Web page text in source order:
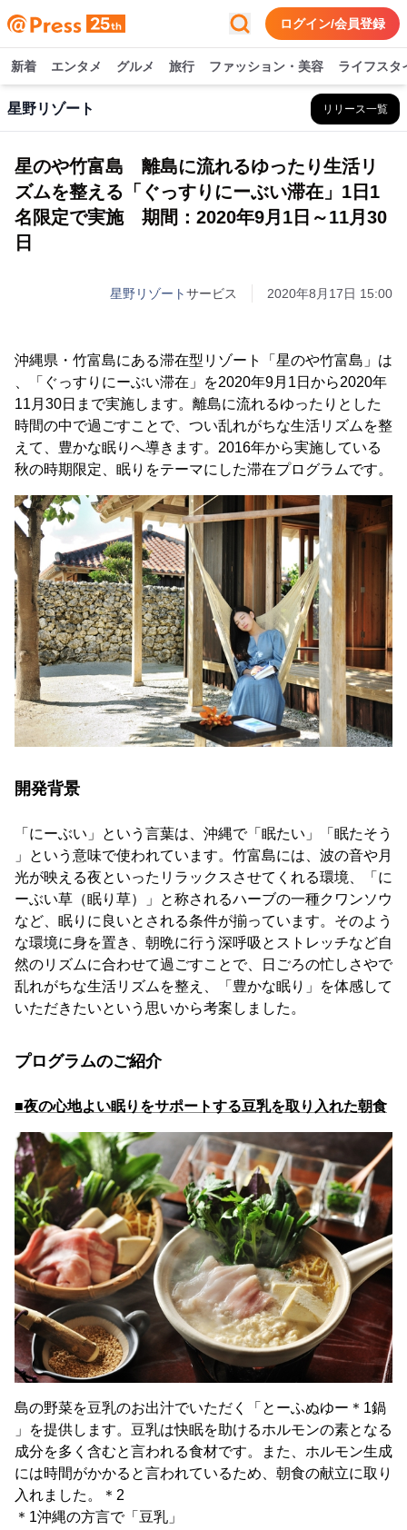
ログイン/会員登録
新着 エンタメ グルメ 旅行 ファッション・美容 ライフスタ
星野リゾート リリース一覧
星のや竹富島 離島に流れるゆったり生活リ
ズムを整える「ぐっすりにーぶい滞在」1日1
名限定で実施 期間：2020年9月1日～11月30
日
星野リゾートサービス 2020年8月17日 15:00
沖縄県・竹富島にある滞在型リゾート「星のや竹富島」は
、「ぐっすりにーぶい滞在」を2020年9月1日から2020年
11月30日まで実施します。離島に流れるゆったりとした
時間の中で過ごすことで、つい乱れがちな生活リズムを整
えて、豊かな眠りへ導きます。2016年から実施している
秋の時期限定、眠りをテーマにした滞在プログラムです。
開発背景
「にーぶい」という言葉は、沖縄で「眠たい」「眠たそう
」という意味で使われています。竹富島には、波の音や月
光が映える夜といったリラックスさせてくれる環境、「に
ーぶい草（眠り草）」と称されるハーブの一種クワンソウ
など、眠りに良いとされる条件が揃っています。そのよう
な環境に身を置き、朝晩に行う深呼吸とストレッチなど自
然のリズムに合わせて過ごすことで、日ごろの忙しさやで
乱れがちな生活リズムを整え、「豊かな眠り」を体感して
いただきたいという思いから考案しました。
プログラムのご紹介
■夜の心地よい眠りをサポートする豆乳を取り入れた朝食
島の野菜を豆乳のお出汁でいただく「とーふぬゆー＊1鍋
」を提供します。豆乳は快眠を助けるホルモンの素となる
成分を多く含むと言われる食材です。また、ホルモン生成
には時間がかかると言われているため、朝食の献立に取り
入れました。＊2
＊1沖縄の方言で「豆乳」